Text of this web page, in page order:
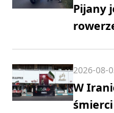
Pijany
W
2026-08-